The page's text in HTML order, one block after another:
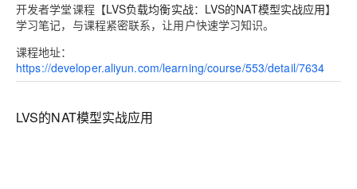
开发者学堂课程【LVS负载均衡实战： LVS的NAT模型实战应用】
学习笔记，与课程紧密联系，让用户快速学习知识。
课程地址：
https://developer.aliyun.com/learning/course/553/detail/7634
LVS的NAT模型实战应用